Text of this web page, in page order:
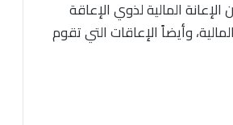
المالية لذوي الإعاقة
المالية، وأيضاً الإعاقات التي تقوم